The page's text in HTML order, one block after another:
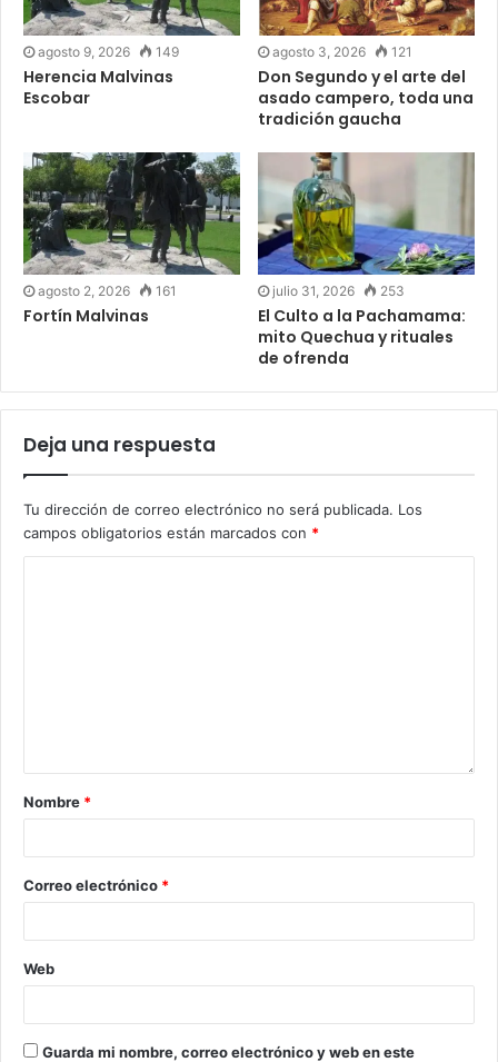
agosto 9, 2026 149
Herencia Malvinas
Escobar
agosto 3, 2026 121
Don Segundo y el arte del
asado campero, toda una
tradición gaucha
agosto 2, 2026 161
Fortín Malvinas
julio 31, 2026 253
El Culto a la Pachamama:
mito Quechua y rituales
de ofrenda
Deja una respuesta
Tu dirección de correo electrónico no será publicada. Los
campos obligatorios están marcados con *
Nombre *
Correo electrónico *
Web
Guarda mi nombre, correo electrónico y web en este